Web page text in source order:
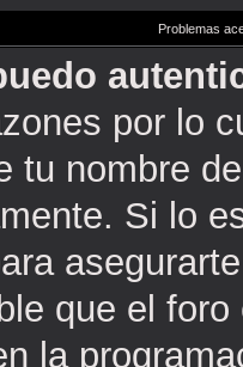
Problemas
por lo
tu nombre
Si lo
que el
la